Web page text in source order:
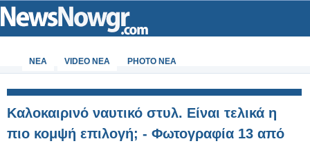
ΝΕΑ VIDEO NEA PHOTO NEA
Καλοκαιρινό ναυτικό στυλ. Είναι τελικά η
πιο κομψή επιλογή; - Φωτογραφία 13 από